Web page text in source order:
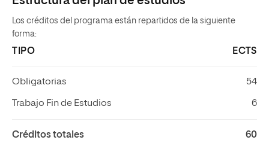
Los créditos del programa están repartidos de la siguiente
forma:
TIPO ECTS
Obligatorias 54
Trabajo Fin de Estudios 6
Créditos totales 60